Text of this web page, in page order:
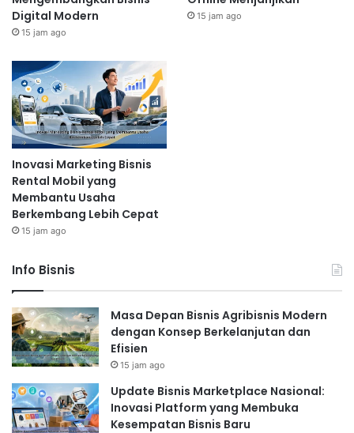
Digital Modern
15 jam ago
15 jam ago
Inovasi Marketing Bisnis
Rental Mobil yang
Membantu Usaha
Berkembang Lebih Cepat
15 jam ago
Info Bisnis
Masa Depan Bisnis Agribisnis Modern
dengan Konsep Berkelanjutan dan
Efisien
15 jam ago
Update Bisnis Marketplace Nasional:
Inovasi Platform yang Membuka
Kesempatan Bisnis Baru